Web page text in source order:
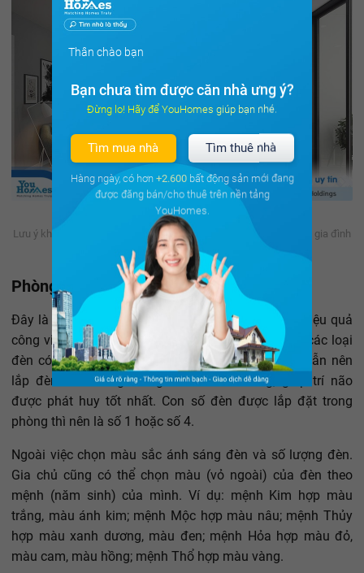
Lưu ý khi chọn đèn ăn để không ảnh hưởng đến không khí bữa ăn gia đình
- Nguồn ảnh: Internet
Phòng làm việc/ phòng đọc sách.
Đây là căn phòng giúp phát huy tính sáng tạo và hiệu quả
công việc nhiều nhất trong căn nhà, vì vậy nên lắp các loại
đèn có ánh sáng tốt. Nhưng tuyệt vời hơn cả thì vẫn nên
lắp đèn màu vàng mang nhiều tính dương, giúp trí não
được phát huy tốt nhất. Con số đèn được lắp đặt trong
phòng thì nên là số 1 hoặc số 4.
Ngoài việc chọn màu sắc ánh sáng đèn và số lượng đèn.
Gia chủ cũng có thể chọn màu (vỏ ngoài) của đèn theo
mệnh (năm sinh) của mình. Ví dụ: mệnh Kim hợp màu
trắng, màu ánh kim; mệnh Mộc hợp màu nâu; mệnh Thủy
hợp màu xanh dương, màu đen; mệnh Hỏa hợp màu đỏ,
màu cam, màu hồng; mệnh Thổ hợp màu vàng.
Thân chào bạn
Bạn chưa tìm được căn nhà ưng ý?
Đừng lo! Hãy để YouHomes giúp bạn nhé.
Tìm mua nhà Tìm thuê nhà
Hàng ngày, có hơn +2.600bất động sản mới đang
được đăng bán/cho thuê trên nền tảng
YouHomes.